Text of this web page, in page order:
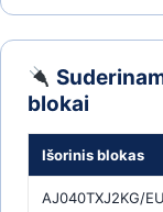
blokai
Išorinis blokas
AJ040TXJ2KG/EU